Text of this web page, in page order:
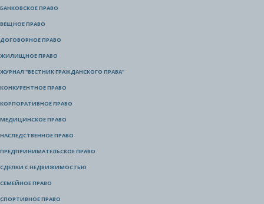
БАНКОВСКОЕ ПРАВО
ВЕЩНОЕ ПРАВО
ДОГОВОРНОЕ ПРАВО
ЖИЛИЩНОЕ ПРАВО
ЖУРНАЛ "ВЕСТНИК ГРАЖДАНСКОГО ПРАВА"
КОНКУРЕНТНОЕ ПРАВО
КОРПОРАТИВНОЕ ПРАВО
МЕДИЦИНСКОЕ ПРАВО
НАСЛЕДСТВЕННОЕ ПРАВО
ПРЕДПРИНИМАТЕЛЬСКОЕ ПРАВО
СДЕЛКИ С НЕДВИЖИМОСТЬЮ
СЕМЕЙНОЕ ПРАВО
СПОРТИВНОЕ ПРАВО